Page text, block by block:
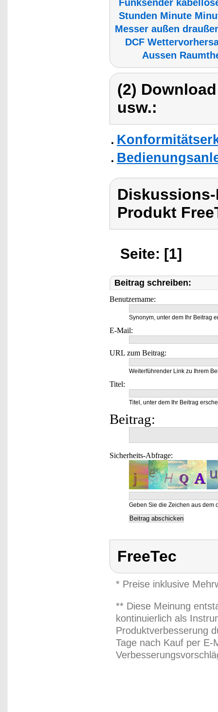
Funksender
Stunden Minute
Messer außen
DCF
Aussen
(2)
usw.:
Produkt
Seite: [1]
Beitrag schreiben:
Benutzername:
Synonym, unter dem Ihr Beitrag
E-Mail:
URL zum Beitrag:
Weiterführender Link zu Ihrem
Titel:
Titel, unter dem Ihr Beitrag
Beitrag:
Sicherheits-Abfrage:
Geben Sie die Zeichen aus dem
FreeTec
* Preise inklusive
** Diese Meinung
kontinuierlich als
Produktverbesserung
Tage nach Kauf per E-